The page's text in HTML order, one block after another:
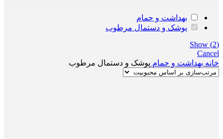
بهداشت و حمام
پوشک و دستمال مرطوب
Show (2)
Cancel
خانه بهداشت و حمام پوشک و دستمال مرطوب